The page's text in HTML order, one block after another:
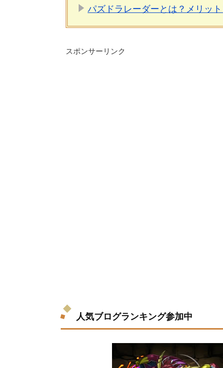
パズドラレーダーとは？メリッ
スポンサーリンク
人気ブログランキング参加中